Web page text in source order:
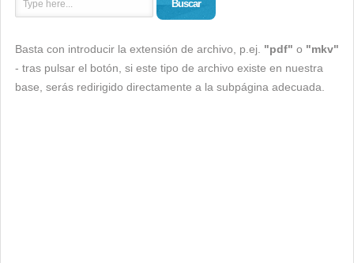
Buscar
Basta con introducir la extensión de archivo, p.ej. "pdf" o "mkv"
- tras pulsar el botón, si este tipo de archivo existe en nuestra
base, serás redirigido directamente a la subpágina adecuada.